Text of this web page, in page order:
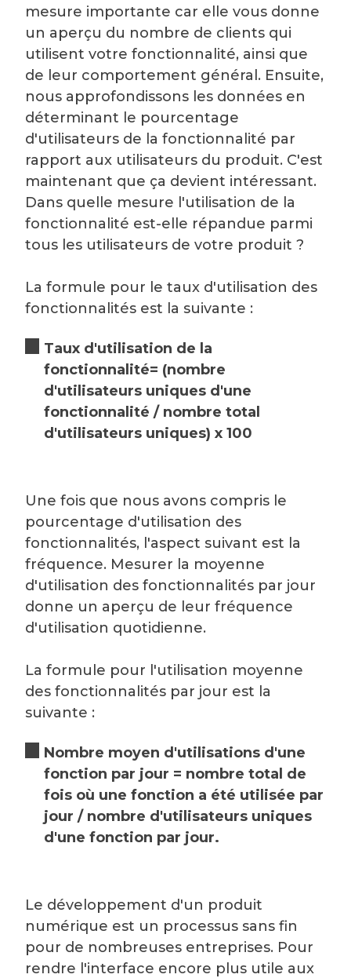
mesure importante car elle vous donne
un aperçu du nombre de clients qui
utilisent votre fonctionnalité, ainsi que
de leur comportement général. Ensuite,
nous approfondissons les données en
déterminant le pourcentage
d'utilisateurs de la fonctionnalité par
rapport aux utilisateurs du produit. C'est
maintenant que ça devient intéressant.
Dans quelle mesure l'utilisation de la
fonctionnalité est-elle répandue parmi
tous les utilisateurs de votre produit ?
La formule pour le taux d'utilisation des
fonctionnalités est la suivante :
Taux d'utilisation de la
fonctionnalité= (nombre
d'utilisateurs uniques d'une
fonctionnalité / nombre total
d'utilisateurs uniques) x 100
Une fois que nous avons compris le
pourcentage d'utilisation des
fonctionnalités, l'aspect suivant est la
fréquence. Mesurer la moyenne
d'utilisation des fonctionnalités par jour
donne un aperçu de leur fréquence
d'utilisation quotidienne.
La formule pour l'utilisation moyenne
des fonctionnalités par jour est la
suivante :
Nombre moyen d'utilisations d'une
fonction par jour = nombre total de
fois où une fonction a été utilisée par
jour / nombre d'utilisateurs uniques
d'une fonction par jour.
Le développement d'un produit
numérique est un processus sans fin
pour de nombreuses entreprises. Pour
rendre l'interface encore plus utile aux